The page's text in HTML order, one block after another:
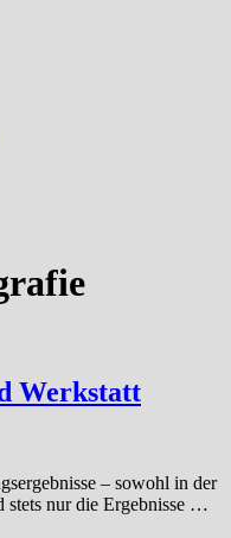
Werkstatt
– sowohl in der
stets nur die Ergebnisse …